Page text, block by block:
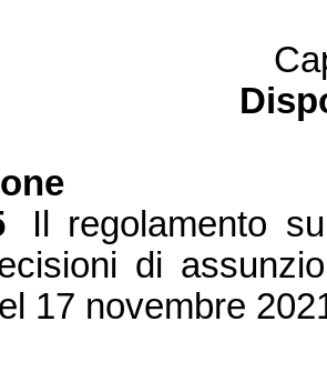
Il regolamento
di
17 novembre